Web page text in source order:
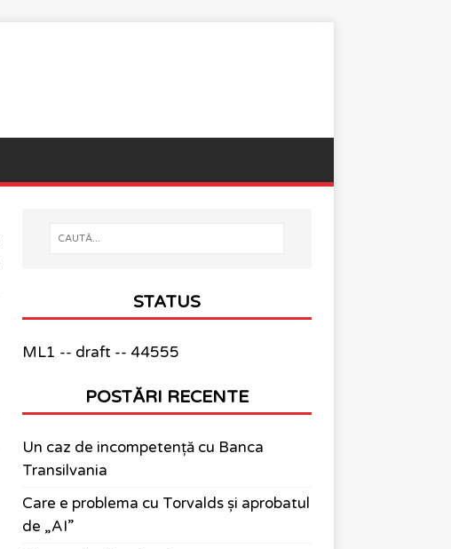
STATUS
ML1 -- draft -- 44555
POSTĂRI RECENTE
Un caz de incompetență cu Banca
Transilvania
Care e problema cu Torvalds și aprobatul
de „AI”